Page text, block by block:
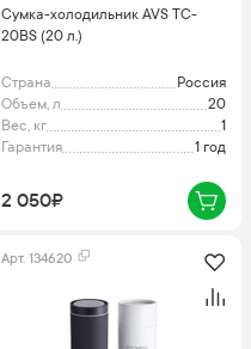
Сумка-холодильник AVS TC-
20BS (20 л.)
Страна
Россия
Объем, л
20
Вес, кг
1
Гарантия
1 год
2 050₽
Арт. 134620